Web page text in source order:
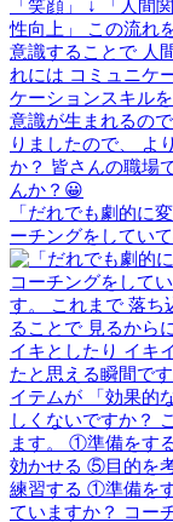
「だれでも劇的に
ーチングをしてい